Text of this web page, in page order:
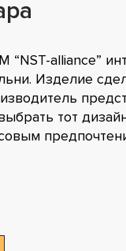
alliance”
Изделие
тот